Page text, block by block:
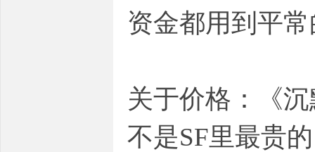
资金都用到平
关于价格：《
不是SF里最贵